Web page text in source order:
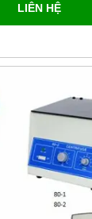
LIÊN HỆ